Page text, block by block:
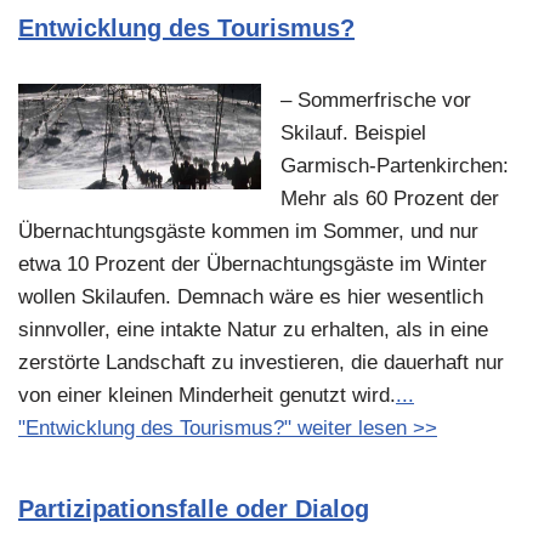
Entwicklung des Tourismus?
– Sommerfrische vor
Skilauf. Beispiel
Garmisch-Partenkirchen:
Mehr als 60 Prozent der
Übernachtungsgäste kommen im Sommer, und nur
etwa 10 Prozent der Übernachtungsgäste im Winter
wollen Skilaufen. Demnach wäre es hier wesentlich
sinnvoller, eine intakte Natur zu erhalten, als in eine
zerstörte Landschaft zu investieren, die dauerhaft nur
von einer kleinen Minderheit genutzt wird....
"Entwicklung des Tourismus?" weiter lesen >>
Partizipationsfalle oder Dialog